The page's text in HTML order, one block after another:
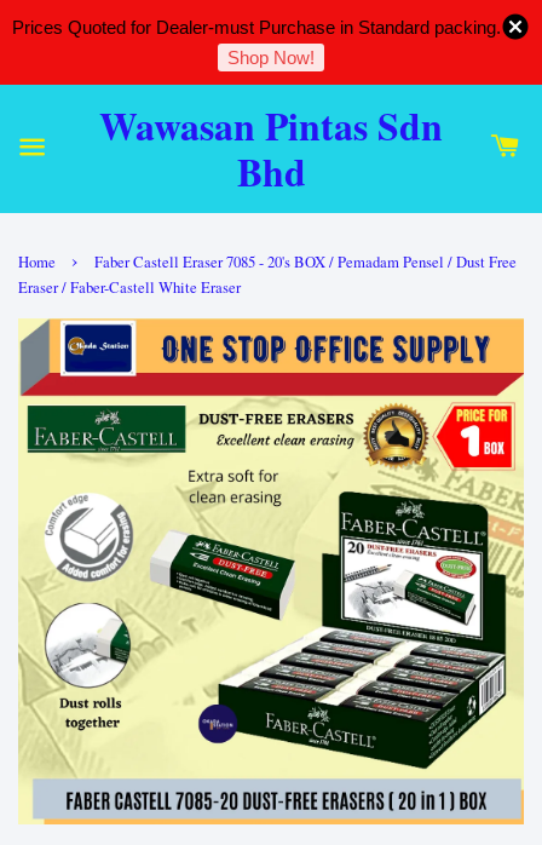
Prices Quoted for Dealer-must Purchase in Standard packing.
Shop Now!
Wawasan Pintas Sdn
Bhd
Home ›
Faber Castell Eraser 7085 - 20's BOX / Pemadam Pensel / Dust Free
Eraser / Faber-Castell White Eraser